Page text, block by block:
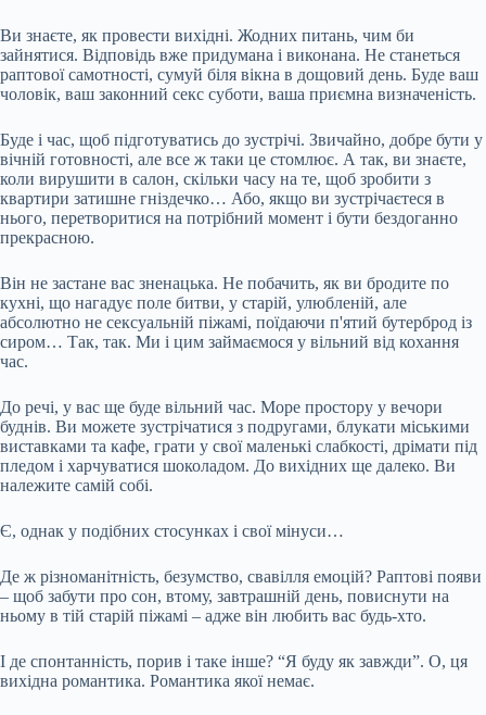
Ви знаєте, як провести вихідні. Жодних питань, чим би
зайнятися. Відповідь вже придумана і виконана. Не станеться
раптової самотності, сумуй біля вікна в дощовий день. Буде ваш
чоловік, ваш законний секс суботи, ваша приємна визначеність.
Буде і час, щоб підготуватись до зустрічі. Звичайно, добре бути у
вічній готовності, але все ж таки це стомлює. А так, ви знаєте,
коли вирушити в салон, скільки часу на те, щоб зробити з
квартири затишне гніздечко… Або, якщо ви зустрічаєтеся в
нього, перетворитися на потрібний момент і бути бездоганно
прекрасною.
Він не застане вас зненацька. Не побачить, як ви бродите по
кухні, що нагадує поле битви, у старій, улюбленій, але
абсолютно не сексуальній піжамі, поїдаючи п'ятий бутерброд із
сиром… Так, так. Ми і цим займаємося у вільний від кохання
час.
До речі, у вас ще буде вільний час. Море простору у вечори
буднів. Ви можете зустрічатися з подругами, блукати міськими
виставками та кафе, грати у свої маленькі слабкості, дрімати під
пледом і харчуватися шоколадом. До вихідних ще далеко. Ви
належите самій собі.
Є, однак у подібних стосунках і свої мінуси…
Де ж різноманітність, безумство, свавілля емоцій? Раптові появи
– щоб забути про сон, втому, завтрашній день, повиснути на
ньому в тій старій піжамі – адже він любить вас будь-хто.
І де спонтанність, порив і таке інше? “Я буду як завжди”. О, ця
вихідна романтика. Романтика якої немає.